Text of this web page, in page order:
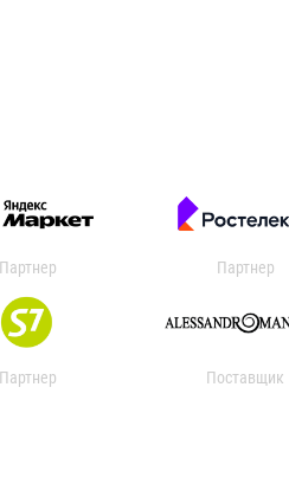
Партнер Партнер
Партнер Поставщик